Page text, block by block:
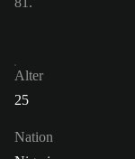
Alter
25
Nation